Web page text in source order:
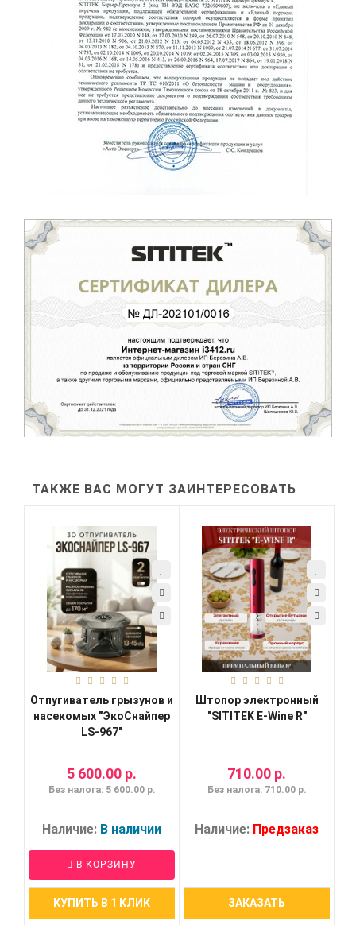
ТАКЖЕ ВАС МОГУТ ЗАИНТЕРЕСОВАТЬ
Отпугиватель грызунов и
насекомых "ЭкоСнайпер
LS-967"
5 600.00 р.
Без налога: 5 600.00 р.
Наличие: В наличии
В КОРЗИНУ
КУПИТЬ В 1 КЛИК
Штопор электронный
"SITITEK E-Wine R"
710.00 р.
Без налога: 710.00 р.
Наличие: Предзаказ
ЗАКАЗАТЬ